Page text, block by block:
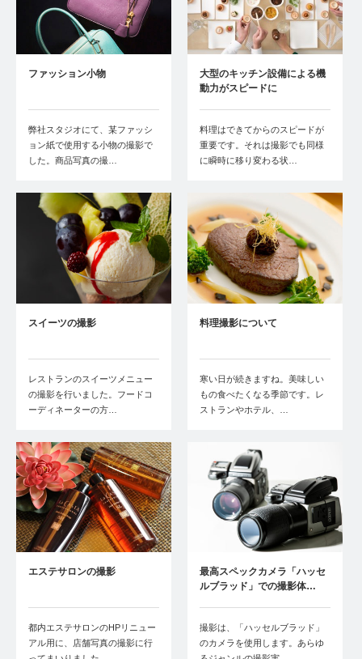
ファッション小物
弊社スタジオにて、某ファッシ
ョン紙で使用する小物の撮影で
した。商品写真の撮…
大型のキッチン設備による機
動力がスピードに
料理はできてからのスピードが
重要です。それは撮影でも同様
に瞬時に移り変わる状…
スイーツの撮影
レストランのスイーツメニュー
の撮影を行いました。フードコ
ーディネーターの方…
料理撮影について
寒い日が続きますね。美味しい
もの食べたくなる季節です。レ
ストランやホテル、…
エステサロンの撮影
都内エステサロンのHPリニュー
アル用に、店舗写真の撮影に行
最高スペックカメラ「ハッセ
ルブラッド」での撮影体…
撮影は、「ハッセルブラッド」
のカメラを使用します。あらゆ